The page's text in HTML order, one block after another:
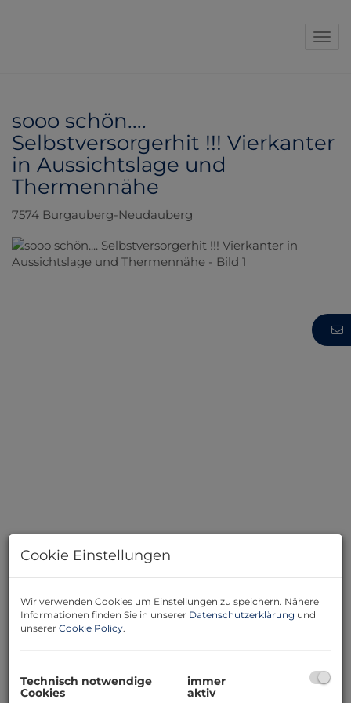
sooo schön....
Selbstversorgerhit !!! Vierkanter
in Aussichtslage und
Thermennähe
7574 Burgauberg-Neudauberg
Beschreibung
vielleicht aussen:
Cookie Einstellungen
Wir verwenden Cookies um Einstellungen zu speichern. Nähere
Informationen finden Sie in unserer Datenschutzerklärung und
unserer Cookie Policy.
Technisch notwendige
Cookies
immer
aktiv